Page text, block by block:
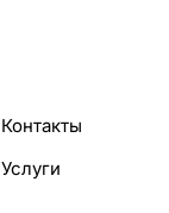
Контакты
Услуги